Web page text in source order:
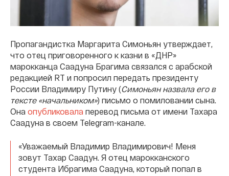
Пропагандистка Маргарита Симоньян утверждает,
что отец приговоренного к казни в «ДНР»
марокканца Саадуна Брагима связался с арабской
редакцией RT и попросил передать президенту
России Владимиру Путину (Симоньян назвала его в
тексте «начальником») письмо о помиловании сына.
Она опубликовала перевод письма от имени Тахара
Саадуна в своем Telegram-канале.
«Уважаемый Владимир Владимирович! Меня
зовут Тахар Саадун. Я отец марокканского
студента Ибрагима Саадуна, который попал в